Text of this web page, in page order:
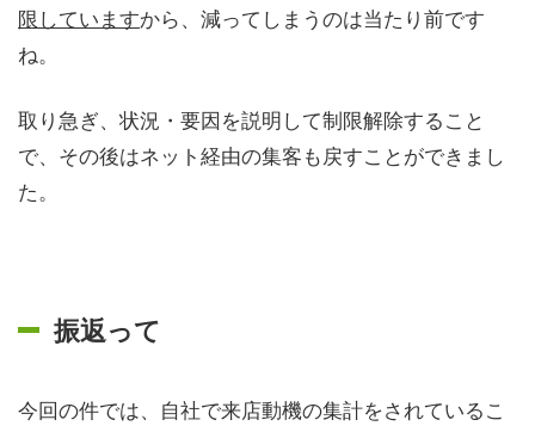
限していますから、減ってしまうのは当たり前です
ね。
取り急ぎ、状況・要因を説明して制限解除すること
で、その後はネット経由の集客も戻すことができまし
た。
振返って
今回の件では、自社で来店動機の集計をされているこ